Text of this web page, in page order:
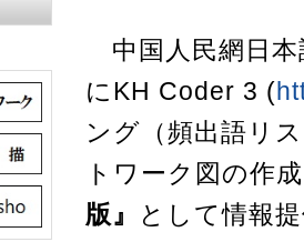
中国人民網日本
にKH Coder 3 (
ング（頻出語リ
トワーク図の作
版』
として情報